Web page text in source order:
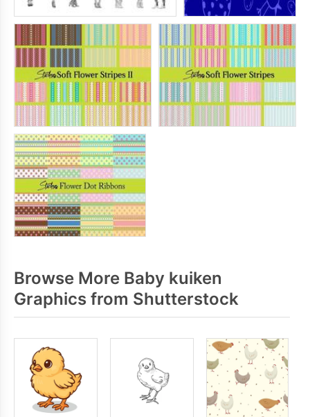
Browse More Baby kuiken
Graphics from Shutterstock